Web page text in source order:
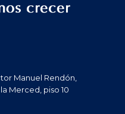
crecer
Manuel Rendón,
Merced, piso 10